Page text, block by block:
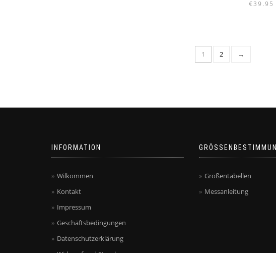
€39.95
1 2 →
INFORMATION
Wilkommen
Kontakt
Impressum
Geschäftsbedingungen
Datenschutzerklärung
GRÖSSENBESTIMMUNG
Größentabellen
Messanleitung